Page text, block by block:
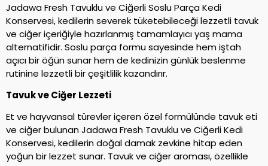
Jadawa Fresh Tavuklu ve Ciğerli Soslu Parça Kedi
Konservesi, kedilerin severek tüketebileceği lezzetli tavuk
ve ciğer içeriğiyle hazırlanmış tamamlayıcı yaş mama
alternatifidir. Soslu parça formu sayesinde hem iştah
açıcı bir öğün sunar hem de kedinizin günlük beslenme
rutinine lezzetli bir çeşitlilik kazandırır.
Tavuk ve Ciğer Lezzeti
Et ve hayvansal türevler içeren özel formülünde tavuk eti
ve ciğer bulunan Jadawa Fresh Tavuklu ve Ciğerli Kedi
Konservesi, kedilerin doğal damak zevkine hitap eden
yoğun bir lezzet sunar. Tavuk ve ciğer aroması, özellikle